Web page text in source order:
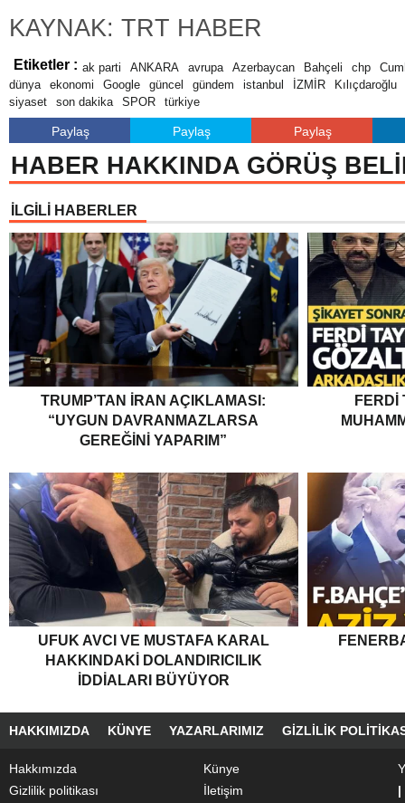
KAYNAK: TRT HABER
Etiketler : ak parti ANKARA avrupa Azerbaycan Bahçeli chp
dünya
ekonomi Google güncel gündem istanbul İZMİR
Kılıçdaroğlu
siyaset
son dakika SPOR türkiye
Paylaş Paylaş Paylaş
HABER HAKKINDA GÖRÜŞ
İLGİLİ HABERLER
TRUMP’TAN İRAN AÇIKLAMASI:
“UYGUN DAVRANMAZLARSA
GEREĞINI YAPARIM”
FERDI
UFUK AVCI VE MUSTAFA KARAL
HAKKINDAKI DOLANDIRICILIK
İDDIALARI BÜYÜYOR
HAKKIMIZDA KÜNYE YAZARLARIMIZ GIZLILIK
Hakkımızda Künye
Gizlilik politikası
İletişim |